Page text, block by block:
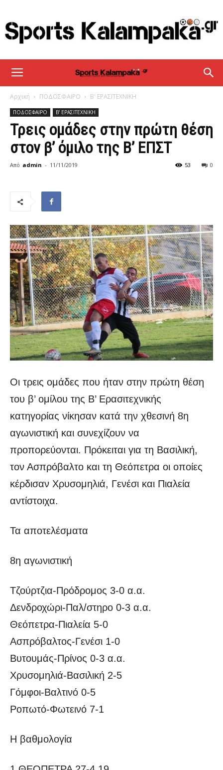
sportskalampaka
Αρχική ΠΟΔΟΣΦΑΙΡΟ Β' ΕΡΑΣΙΤΕΧΝΙΚΗ
ΠΟΔΟΣΦΑΙΡΟ Β' ΕΡΑΣΙΤΕΧΝΙΚΗ
Τρεις ομάδες στην πρώτη θέση
στον β’ όμιλο της Β’ ΕΠΣΤ
Από admin - 11/11/2019 0
53
Οι τρεις ομάδες που ήταν στην πρώτη θέση
του β’ ομίλου της Β’ Ερασιτεχνικής
κατηγορίας νίκησαν κατά την χθεσινή 8η
αγωνιστική και συνεχίζουν να
προπορεύονται. Πρόκειται για τη Βασιλική,
τον Ασπρόβαλτο και τη Θεόπετρα οι οποίες
κέρδισαν Χρυσομηλιά, Γενέσι και Πιαλεία
αντίστοιχα.
Τα αποτελέσματα
8η αγωνιστική
Τζούρτζια-Πρόδρομος 3-0 α.α.
Δενδροχώρι-Παλ/στηρο 0-3 α.α.
Θεόπετρα-Πιαλεία 5-0
Ασπρόβαλτος-Γενέσι 1-0
Βυτουμάς-Πρίνος 0-3 α.α.
Χρυσομηλιά-Βασιλική 2-5
Γόμφοι-Βαλτινό 0-5
Ροπωτό-Φωτεινό 7-1
Η βαθμολογία